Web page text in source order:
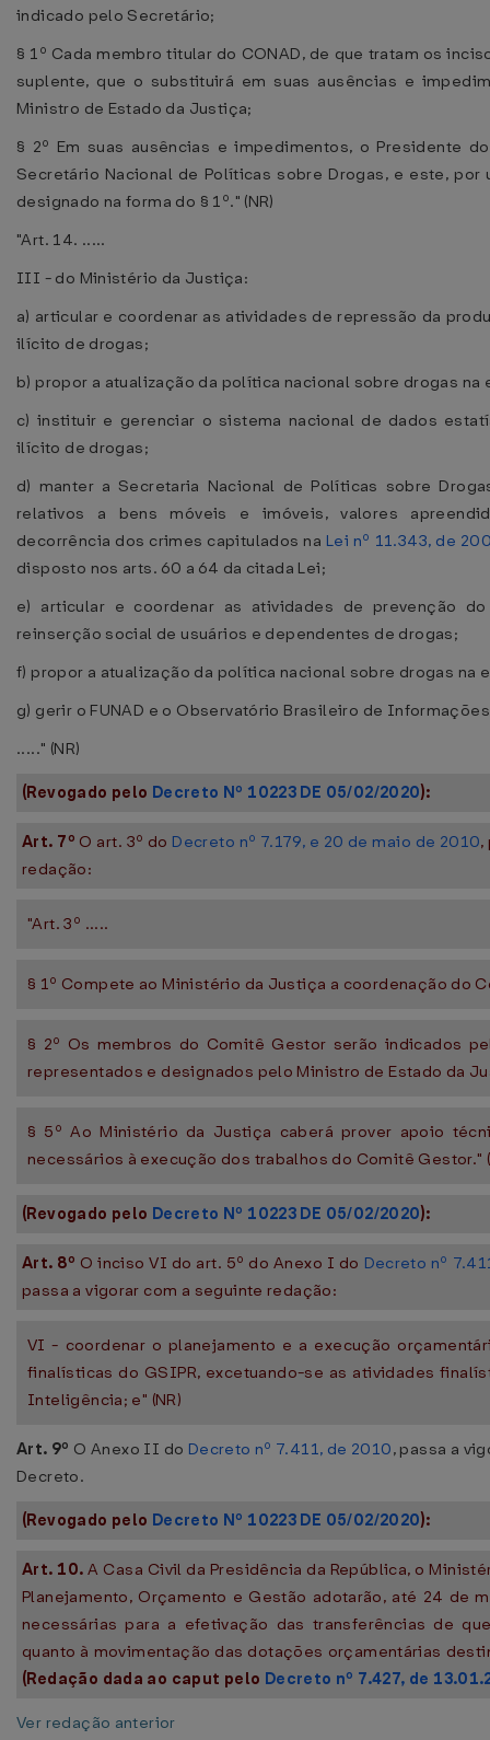
indicado pelo Secretário;
§ 1º Cada membro titular do CONAD, de que tratam os
suplente, que o substituirá em suas ausências e
Ministro de Estado da Justiça;
§ 2º Em suas ausências e impedimentos, o Presidente
Secretário Nacional de Políticas sobre Drogas, e este,
designado na forma do § 1º." (NR)
"Art. 14. .....
III - do Ministério da Justiça:
a) articular e coordenar as atividades de repressão da
ilícito de drogas;
b) propor a atualização da política nacional sobre drogas
c) instituir e gerenciar o sistema nacional de dados
ilícito de drogas;
d) manter a Secretaria Nacional de Políticas sobre
relativos a bens móveis e imóveis, valores
decorrência dos crimes capitulados na Lei nº 11.343, de
disposto nos arts. 60 a 64 da citada Lei;
e) articular e coordenar as atividades de prevenção
reinserção social de usuários e dependentes de drogas;
f) propor a atualização da política nacional sobre drogas na
g) gerir o FUNAD e o Observatório Brasileiro de
....." (NR)
(Revogado pelo Decreto Nº 10223 DE 05/02/2020):
Art. 7º O art. 3º do Decreto nº 7.179, e 20 de maio de 2010,
redação:
"Art. 3º .....
§ 1º Compete ao Ministério da Justiça a coordenação do
§ 2º Os membros do Comitê Gestor serão indicados
representados e designados pelo Ministro de Estado da
§ 5º Ao Ministério da Justiça caberá prover apoio
necessários à execução dos trabalhos do Comitê Gestor."
(Revogado pelo Decreto Nº 10223 DE 05/02/2020):
Art. 8º O inciso VI do art. 5º do Anexo I do Decreto nº
passa a vigorar com a seguinte redação:
VI - coordenar o planejamento e a execução
finalísticas do GSIPR, excetuando-se as atividades
Inteligência; e" (NR)
Art. 9º O Anexo II do Decreto nº 7.411, de 2010, passa a
Decreto.
(Revogado pelo Decreto Nº 10223 DE 05/02/2020):
Art. 10.A Casa Civil da Presidência da República, o
Planejamento, Orçamento e Gestão adotarão, até 24 de
necessárias para a efetivação das transferências de
quanto à movimentação das dotações orçamentárias
(Redação dada ao caput pelo Decreto nº 7.427, de
Ver redação anterior